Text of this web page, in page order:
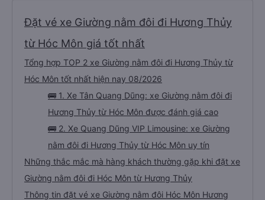
Đặt vé xe Giường nằm đôi đi Hương Thủy
từ Hóc Môn giá tốt nhất
Tổng hợp TOP 2 xe Giường nằm đôi đi Hương Thủy từ
Hóc Môn tốt nhất hiện nay 08/2026
🚌 1. Xe Tân Quang Dũng: xe Giường nằm đôi đi
Hương Thủy từ Hóc Môn được đánh giá cao
🚌 2. Xe Quang Dũng VIP Limousine: xe Giường
nằm đôi đi Hương Thủy từ Hóc Môn uy tín
Những thắc mắc mà hàng khách thường gặp khi đặt xe
Giường nằm đôi đi Hóc Môn từ Hương Thủy
Thông tin đặt vé xe Giường nằm đôi Hóc Môn Hương